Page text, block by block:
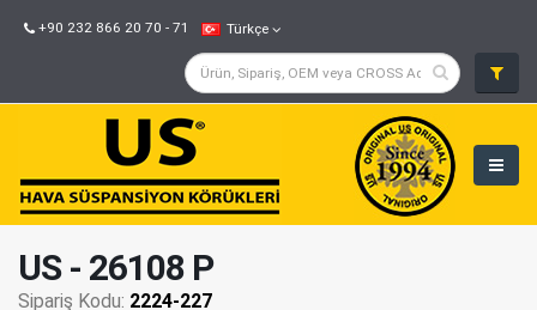
+90 232 866 20 70 - 71 Türkçe
US - 26108 P
Sipariş Kodu: 2224-227